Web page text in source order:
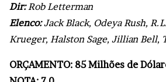
Dir:Rob Letterman
Elenco:Jack Black, Odeya Rush,
Krueger, Halston Sage, Jillian Bell,
ORÇAMENTO: 85 Milhões de